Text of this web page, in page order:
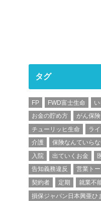
タグ
FP FWD富士生命
お金の貯め方
がん保険
チューリッヒ生命
ラ
介護
保険なんていら
入院
出ていくお金
告知義務違反
営業トー
契約者
定期 就業不
損保ジャパン日本興亜ひ